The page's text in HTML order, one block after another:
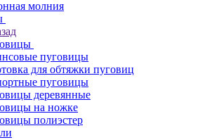
молния
пуговицы
для обтяжки пуговиц
пуговицы
деревянные
на ножке
полиэстер